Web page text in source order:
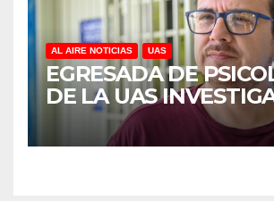
AL AIRE NOTICIAS UAS
EGRESADA DE
DE LA UAS
DUELO ANTICIPADO
SOBRECARGA EN